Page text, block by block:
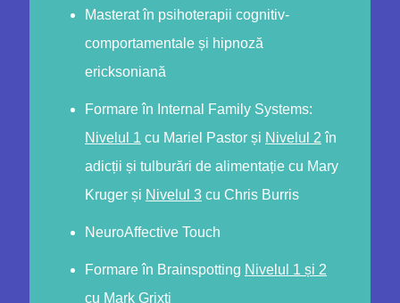
Masterat în psihoterapii cognitiv-
comportamentale și hipnoză
ericksoniană
Formare în Internal Family Systems:
Nivelul 1 cu Mariel Pastor și Nivelul 2 în
adicții și tulburări de alimentație cu Mary
Kruger și Nivelul 3 cu Chris Burris
NeuroAffective Touch
Formare în Brainspotting Nivelul 1 și 2
cu Mark Grixti